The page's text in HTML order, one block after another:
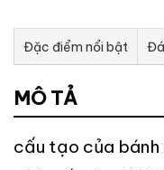
Đặc điểm nổi bật
Tư vấn & bán hàng qua
MÔ TẢ
cấu tạo của bánh